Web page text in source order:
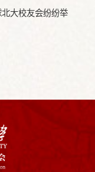
大校友会纷纷举